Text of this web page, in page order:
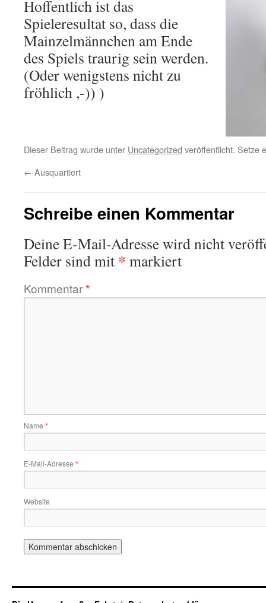
Hoffentlich ist das
Spieleresultat so, dass die
Mainzelmännchen am Ende
des Spiels traurig sein werden.
(Oder wenigstens nicht zu
fröhlich ,-)) )
Dieser Beitrag wurde unter Uncategorized veröffentlicht. Setze
← Ausquartiert
Schreibe einen Kommentar
Deine E-Mail-Adresse wird nicht
Felder sind mit * markiert
Kommentar*
Name *
E-Mail-Adresse *
Website